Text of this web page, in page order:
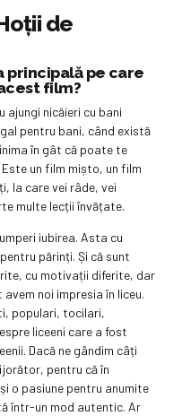
de
principală pe care
film?
ajungi nicăieri cu bani
pentru bani, când există
în gât că poate te
un film mișto, un film
la care vei râde, vei
multe lecții învățate.
iubirea. Asta cu
părinți. Și că sunt
cu motivații diferite, dar
noi impresia în liceu.
populari, tocilari,
liceeni care a fost
Dacă ne gândim câți
pentru că în
o pasiune pentru anumite
într-un mod autentic. Ar